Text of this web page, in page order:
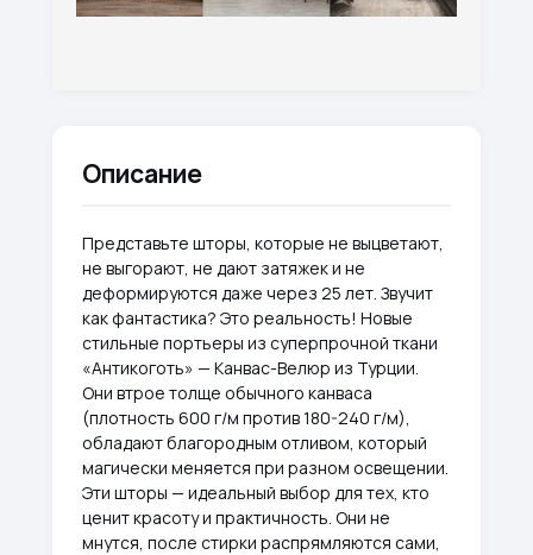
Описание
Представьте шторы, которые не выцветают,
не выгорают, не дают затяжек и не
деформируются даже через 25 лет. Звучит
как фантастика? Это реальность! Новые
стильные портьеры из суперпрочной ткани
«Антикоготь» — Канвас-Велюр из Турции.
Они втрое толще обычного канваса
(плотность 600 г/м против 180-240 г/м),
обладают благородным отливом, который
магически меняется при разном освещении.
Эти шторы — идеальный выбор для тех, кто
ценит красоту и практичность. Они не
мнутся, после стирки распрямляются сами,